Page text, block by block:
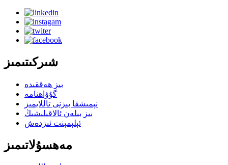
شىركىتىمىز
بىز ھەققىدە
گۇۋاھنامە
نېمىشقا بىزنى تاللايمىز
بىز بىلەن ئالاقىلىشىڭ
ئېلېمېنت ئىزدەش
مەھسۇلاتىمىز